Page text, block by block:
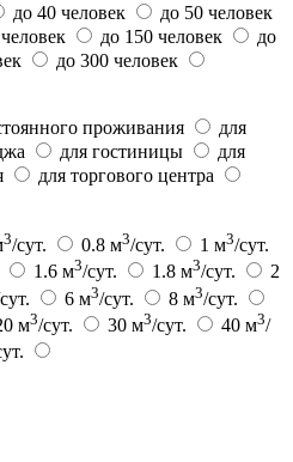
до 40 человек
до 50 человек
до 150 человек
до
до 300 человек
проживания
для
для гостиницы
для
для торгового центра
3/сут. 0.8 м3/сут. 1 м3/сут.
1.6 м3/сут. 1.8 м3/сут.
2
6 м3/сут. 8 м3/сут.
м3/сут. 30 м3/сут. 40 м3/